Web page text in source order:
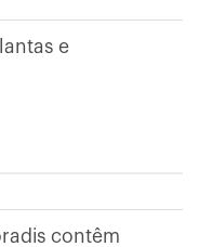
e
contêm